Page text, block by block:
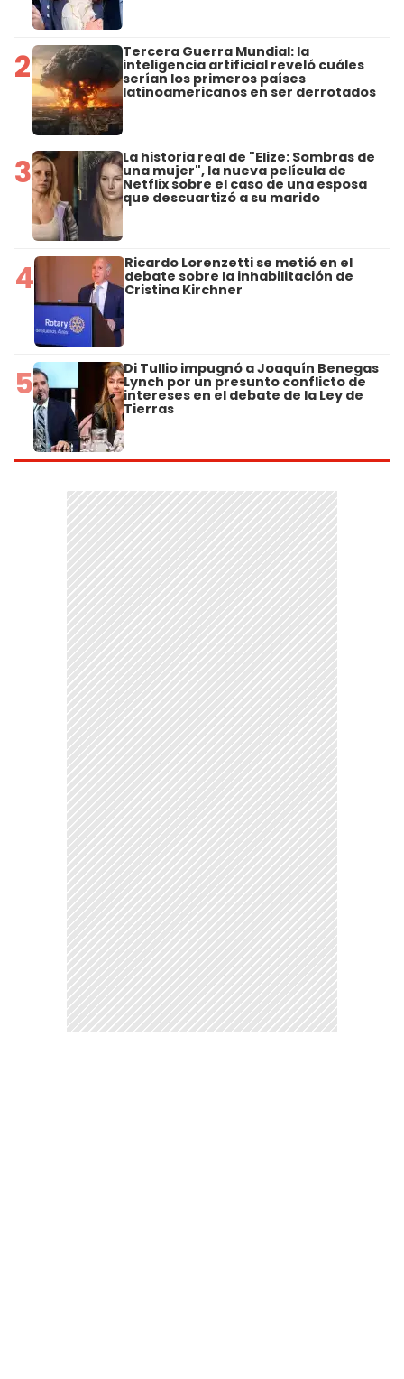
2 Tercera Guerra Mundial: la
inteligencia artificial reveló cuáles
serían los primeros países
latinoamericanos en ser derrotados
3 La historia real de "Elize: Sombras de
una mujer", la nueva película de
Netflix sobre el caso de una esposa
que descuartizó a su marido
4 Ricardo Lorenzetti se metió en el
debate sobre la inhabilitación de
Cristina Kirchner
5 Di Tullio impugnó a Joaquín Benegas
Lynch por un presunto conflicto de
intereses en el debate de la Ley de
Tierras